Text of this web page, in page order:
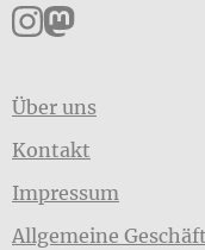
Pankpress
Über uns
Kontakt
Impressum
Allgemeine